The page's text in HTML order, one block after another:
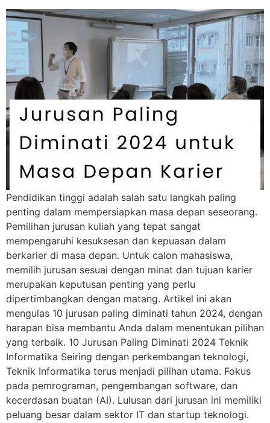
Pendidikan tinggi adalah salah satu langkah paling
penting dalam mempersiapkan masa depan seseorang.
Pemilihan jurusan kuliah yang tepat sangat
mempengaruhi kesuksesan dan kepuasan dalam
berkarier di masa depan. Untuk calon mahasiswa,
memilih jurusan sesuai dengan minat dan tujuan karier
merupakan keputusan penting yang perlu
dipertimbangkan dengan matang. Artikel ini akan
mengulas 10 jurusan paling diminati tahun 2024, dengan
harapan bisa membantu Anda dalam menentukan pilihan
yang terbaik. 10 Jurusan Paling Diminati 2024 Teknik
Informatika Seiring dengan perkembangan teknologi,
Teknik Informatika terus menjadi pilihan utama. Fokus
pada pemrograman, pengembangan software, dan
kecerdasan buatan (AI). Lulusan dari jurusan ini memiliki
peluang besar dalam sektor IT dan startup teknologi.